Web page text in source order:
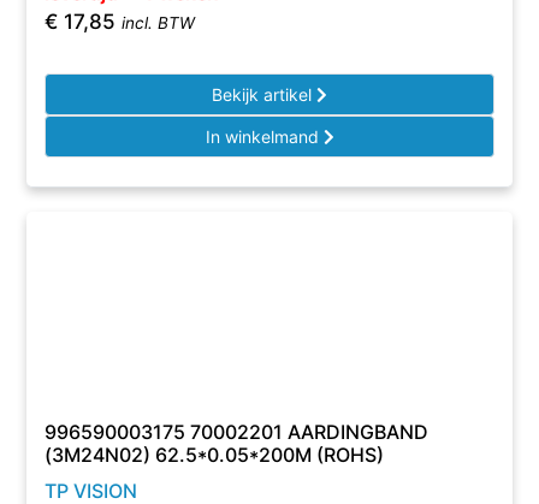
€ 17,85 incl. BTW
Bekijk artikel
In winkelmand
996590003175 70002201 AARDINGBAND
(3M24N02) 62.5*0.05*200M (ROHS)
TP VISION